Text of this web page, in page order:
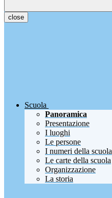
close
Scuola
Panoramica
Presentazione
I luoghi
Le persone
I numeri della scuola
Le carte della scuola
Organizzazione
La storia